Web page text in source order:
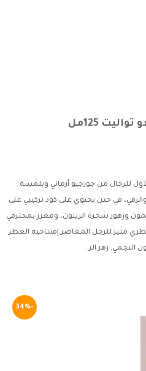
125مل
للرجال من جورجيو أرماني وبلمسة
في حين يحتوي على كود تركيبي على
وزهور شجرة الزيتون، ومعزز بمحترفي
مثير للرجل المعاصر.إفتتاحية العطر
النجمي, زهر الز..
-34%